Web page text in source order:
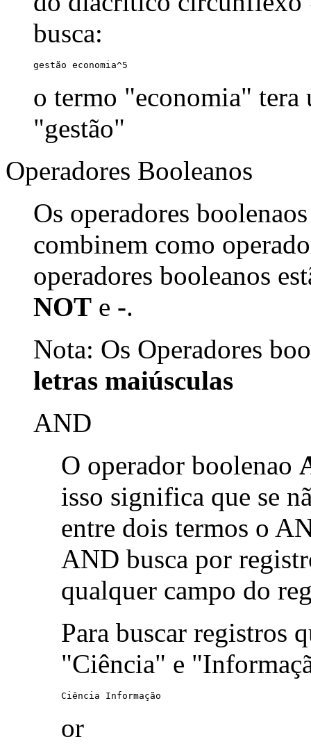
busca:
gestão economia^5
o termo "economia" tera
"gestão"
Operadores Booleanos
Os operadores
combinem como
operadores booleanos
NOT e -.
Nota: Os Operadores
letras maiúsculas
AND
O operador boolenao
isso significa que se
entre dois termos o
AND busca por
qualquer campo do
Para buscar registros
"Ciência" e
Ciência Informação
or